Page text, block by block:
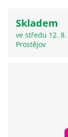
Skladem
ve středu 12.
Prostějov